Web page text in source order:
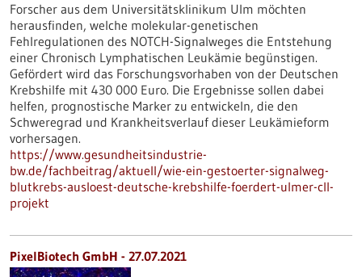
Forscher aus dem Universitätsklinikum Ulm möchten
herausfinden, welche molekular-genetischen
Fehlregulationen des NOTCH-Signalweges die Entstehung
einer Chronisch Lymphatischen Leukämie begünstigen.
Gefördert wird das Forschungsvorhaben von der Deutschen
Krebshilfe mit 430 000 Euro. Die Ergebnisse sollen dabei
helfen, prognostische Marker zu entwickeln, die den
Schweregrad und Krankheitsverlauf dieser Leukämieform
vorhersagen.
https://www.gesundheitsindustrie-
bw.de/fachbeitrag/aktuell/wie-ein-gestoerter-signalweg-
blutkrebs-ausloest-deutsche-krebshilfe-foerdert-ulmer-cll-
projekt
PixelBiotech GmbH - 27.07.2021